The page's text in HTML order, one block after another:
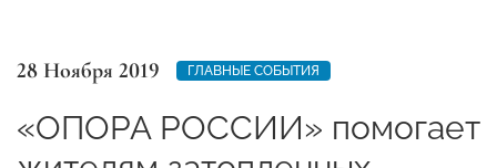
28 Ноября 2019 ГЛАВНЫЕ СОБЫТИЯ
«ОПОРА РОССИИ» помогает